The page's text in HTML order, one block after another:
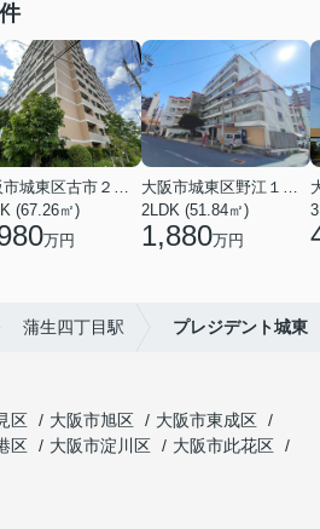
大阪市城東区古市２丁目
(67.26㎡)
万円
大阪市城東区野江１丁目
2LDK (51.84㎡)
1,880万円
蒲生四丁目駅 プレジデント城東
区 大阪市旭区
大阪市東成区
区 大阪市淀川区
大阪市此花区